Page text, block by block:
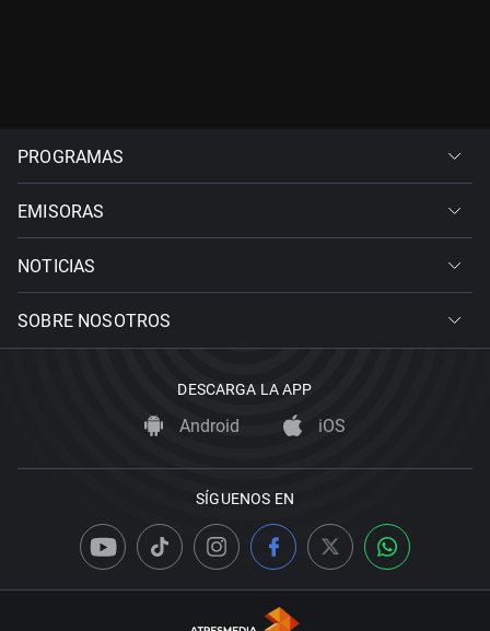
PROGRAMAS
EMISORAS
NOTICIAS
SOBRE NOSOTROS
DESCARGA LA APP
Android iOS
SÍGUENOS EN